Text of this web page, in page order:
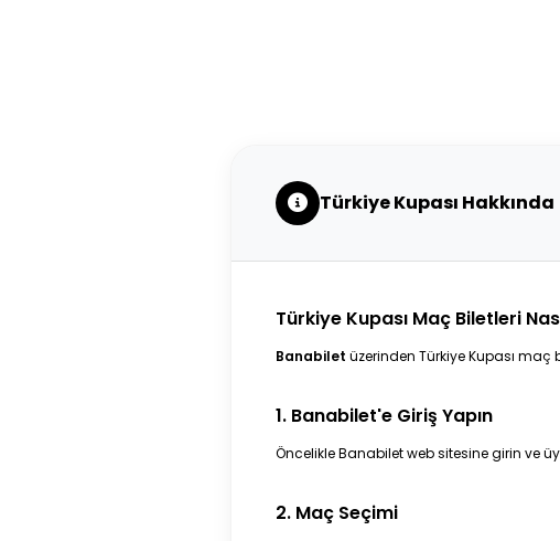
Türkiye Kupası Hakkında
Türkiye Kupası Maç Biletleri
Banabilet üzerinden Türkiye Kupası maç
1. Banabilet'e Giriş Yapın
ÖncelikleBanabiletweb sitesine girin ve
2. Maç Seçimi